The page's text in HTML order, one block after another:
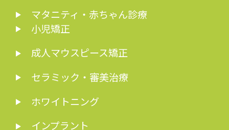
マタニティ・赤ちゃん診療
小児矯正
成人マウスピース矯正
セラミック・審美治療
ホワイトニング
インプラント